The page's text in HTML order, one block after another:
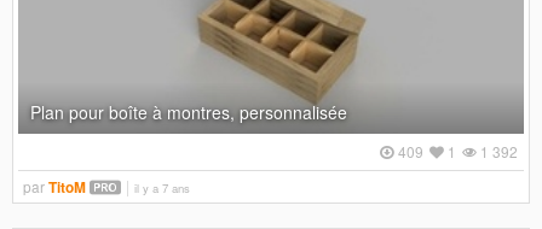
Plan pour boîte à montres, personnalisée
1 392
1
409
parTitoM il y a 7 ans